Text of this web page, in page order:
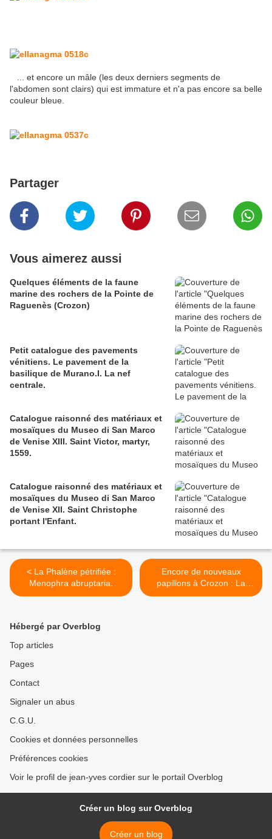
... et encore un mâle (les deux derniers segments de
l'abdomen sont clairs) qui est immature et n'a pas encore sa belle
couleur bleue.
Partager
Vous aimerez aussi
Quelques éléments de la faune
marine des rochers de la Pointe de
Raguenès (Crozon)
Petit catalogue des pavements
vénitiens. Le pavement de la
basilique de Murano.I. La nef
centrale.
Catalogue raisonné des matériaux et
mosaïques du Museo di San Marco
de Venise XIII. Saint Victor, martyr,
1559.
Catalogue raisonné des matériaux et
mosaïques du Museo di San Marco
de Venise XII. Saint Christophe
portant l'Enfant.
< La Phalène pétrifiée :
Menophra abruptaria.
Encore de nouveaux
papillons à Crozon : La
petite Violette, le Point-de-
Hébergé par Overblog
Top articles
Pages
Contact
Signaler un abus
C.G.U.
Cookies et données personnelles
Préférences cookies
Voir le profil de jean-yves cordier sur le portail Overblog
Créer un blog sur Overblog
Créer un blog